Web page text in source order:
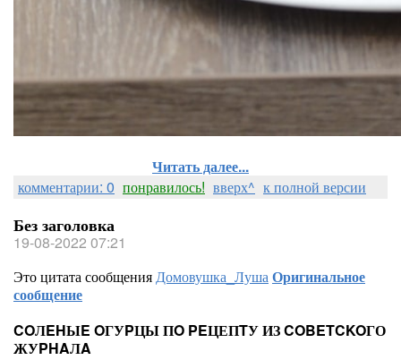
Читать далее...
комментарии: 0 понравилось! вверх^ к полной версии
Без заголовка
19-08-2022 07:21
Это цитата сообщенияДомовушка_ЛушаОригинальное
сообщение
COЛEHЫE OГУPЦЫ ПO PEЦЕПTУ ИЗ COBETCKOГО
ЖУPHAЛA